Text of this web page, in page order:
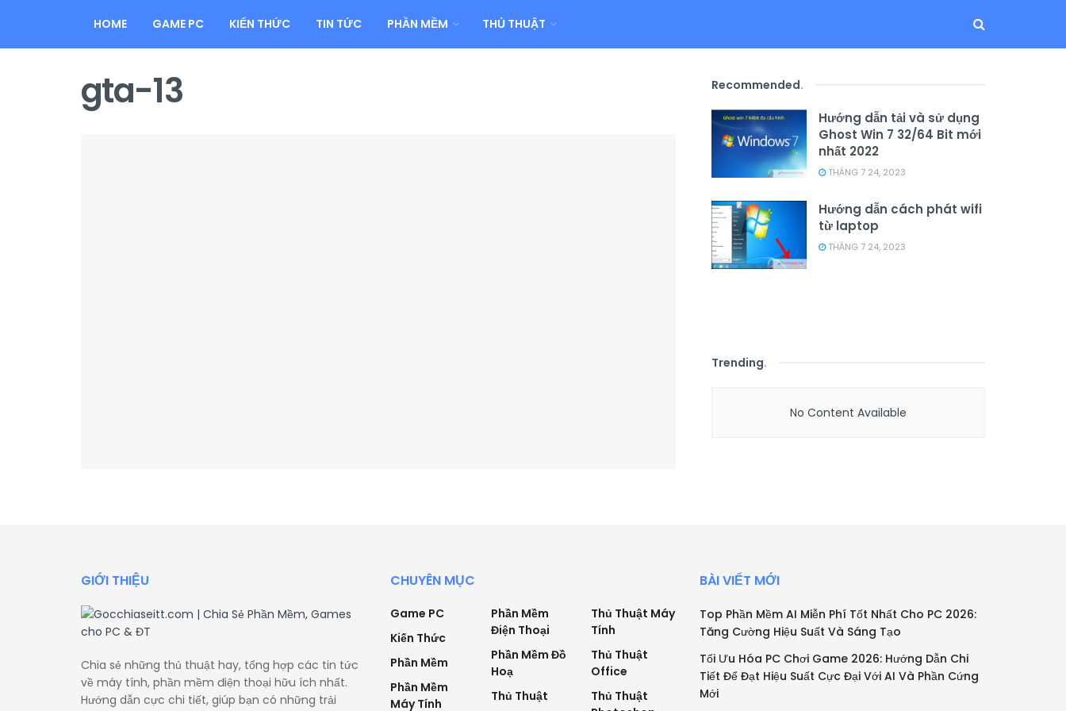
HOME GAME PC KIẾN THỨC TIN TỨC PHẦN MỀM THỦ THUẬT
gta-13 Recommended.
Hướng dẫn tải và sử dụng
Ghost Win 7 32/64 Bit mới
nhất 2022
THÁNG 7 24, 2023
Hướng dẫn cách phát wifi
từ laptop
THÁNG 7 24, 2023
Trending.
No Content Available
GIỚI THIỆU
Chia sẻ những thủ thuật hay, tổng hợp các tin tức
về máy tính, phần mềm điện thoại hữu ích nhất.
Hướng dẫn cực chi tiết, giúp bạn có những trải
CHUYÊN MỤC
Game PC
Kiến Thức
Phần Mềm
Phần Mềm
Máy Tính
Phần Mềm
Điện Thoại
Phần Mềm Đồ
Hoạ
Thủ Thuật
Thủ Thuật Máy
Tính
Thủ Thuật
Office
Thủ Thuật
BÀI VIẾT MỚI
Top Phần Mềm AI Miễn Phí Tốt Nhất Cho PC 2026:
Tăng Cường Hiệu Suất Và Sáng Tạo
Tối Ưu Hóa PC Chơi Game 2026: Hướng Dẫn Chi
Tiết Để Đạt Hiệu Suất Cực Đại Với AI Và Phần Cứng
Mới